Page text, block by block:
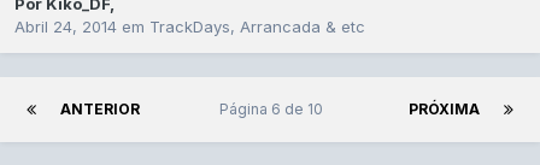
Por Kiko_DF,
Abril 24, 2014 em TrackDays, Arrancada & etc
ANTERIOR PRÓXIMA
Página 6 de 10